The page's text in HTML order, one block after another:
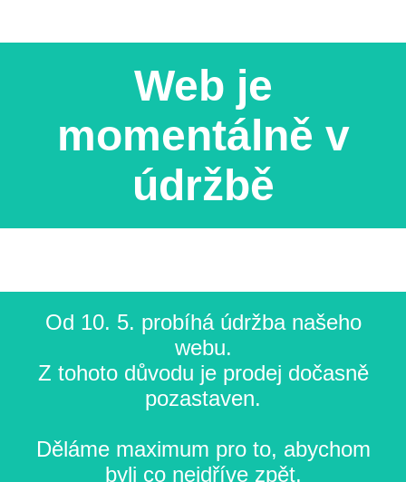
Web je
momentálně v
údržbě
Od 10. 5. probíhá údržba našeho
webu.
Z tohoto důvodu je prodej dočasně
pozastaven.
Děláme maximum pro to, abychom
byli co nejdříve zpět.